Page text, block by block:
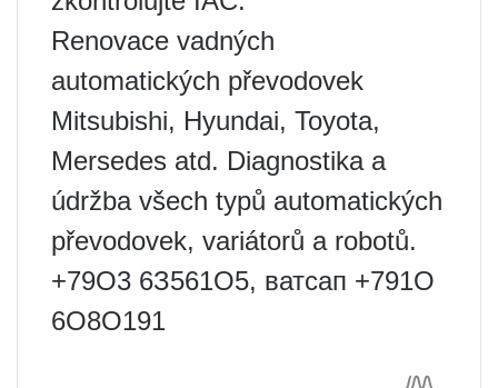
Renovace vadných
automatických převodovek
Mitsubishi, Hyundai, Toyota,
Mersedes atd. Diagnostika a
údržba všech typů automatických
převodovek, variátorů a robotů.
+79О3 6З561О5, ватсап +791О
6О8О191